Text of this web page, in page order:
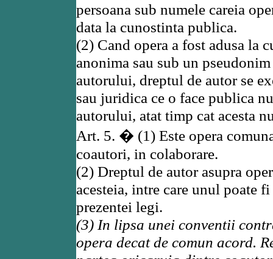
persoana sub numele careia
data la cunostinta publica.
(2) Cand opera a fost adusa la
anonima sau sub un
autorului, dreptul de autor se
sau juridica ce o face publica
autorului, atat timp cat acesta
Art. 5. � (1) Este opera
coautori, in colaborare.
(2) Dreptul de autor asupra
acesteia, intre care unul
prezentei legi.
(3) In lipsa unei conventii
opera decat de comun acord.